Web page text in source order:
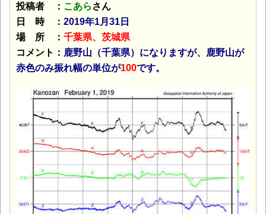
投稿者 ： こあら さん
日 時 ： 2019年1月31日
場 所 ： 千葉県、茨城県
コメント： 鹿野山（千葉県）になりますが、鹿野山が
赤色のみ振れ幅の単位が100です。